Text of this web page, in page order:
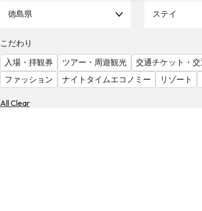
す
替
を
調
べ
天
徳島県 ステイ
こだわり
入場・拝観券
ツアー・周遊観光 交通チケット・交
ファッション
ナイトタイムエコノミー リゾート
All Clear